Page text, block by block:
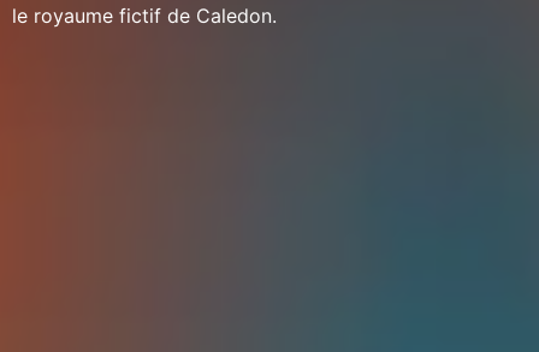
le royaume fictif de Caledon.